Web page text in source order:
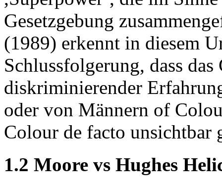
Gesetzgebung
(1989) erkennt in diesem
Schlussfolgerung, dass
diskriminierender
oder von Männern of
Colour de facto unsichtbar
1.2 Moore vs Hughes